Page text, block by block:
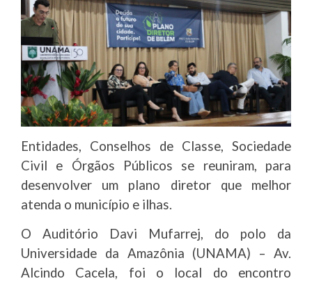
Entidades, Conselhos de Classe, Sociedade
Civil e Órgãos Públicos se reuniram, para
desenvolver um plano diretor que melhor
atenda o município e ilhas.
O Auditório Davi Mufarrej, do polo da
Universidade da Amazônia (UNAMA) – Av.
Alcindo Cacela, foi o local do encontro